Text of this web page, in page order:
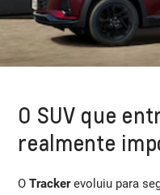
O SUV que
realmente
OTrackerevoluiu para